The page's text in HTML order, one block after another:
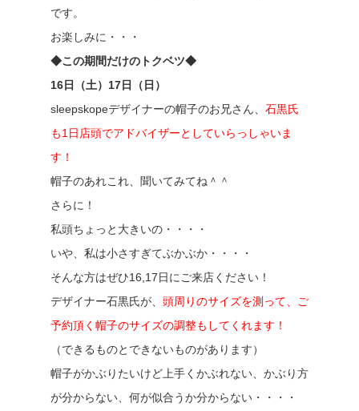
です。
お楽しみに・・・
◆この期間だけのトクベツ◆
16日（土）17日（日）
sleepskopeデザイナーの帽子のお兄さん、 石黒氏
も1日店頭でアドバイザーとしていらっしゃいま
す！
帽子のあれこれ、聞いてみてね＾＾
さらに！
私頭ちょっと大きいの・・・・
いや、私は小さすぎてぶかぶか・・・・
そんな方はぜひ16,17日にご来店ください！
デザイナー石黒氏が、 頭周りのサイズを測って、ご
予約頂く帽子のサイズの調整もしてくれます！
（できるものとできないものがあります）
帽子がかぶりたいけど上手くかぶれない、かぶり方
が分からない、何が似合うか分からない・・・・